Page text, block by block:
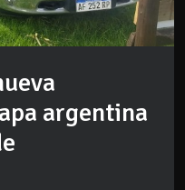
argentina